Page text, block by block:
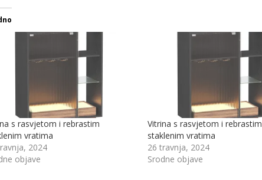
s rasvjetom i rebrastim
vratima
2024
objave
Vitrina s rasvjetom i rebrastim
staklenim vratima
26 travnja, 2024
Srodne objave